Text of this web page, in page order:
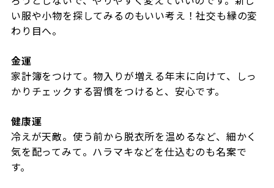
い服や小物を探してみるのもいい考え！社交も縁の変
わり目へ。
金運
家計簿をつけて。物入りが増える年末に向けて、しっ
かりチェックする習慣をつけると、安心です。
健康運
冷えが天敵。使う前から脱衣所を温めるなど、細かく
気を配ってみて。ハラマキなどを仕込むのも名案で
す。